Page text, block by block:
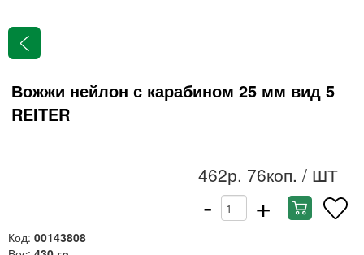
Вожжи нейлон с карабином 25 мм вид 5
REITER
462р. 76коп. / ШТ
- +
Код: 00143808